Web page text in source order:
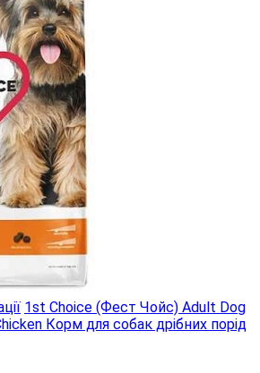
1st Choice (Фест Чойс) Adult Dog
Корм ​​для собак дрібних порід